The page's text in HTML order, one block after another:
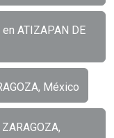
ATIZAPAN DE
México